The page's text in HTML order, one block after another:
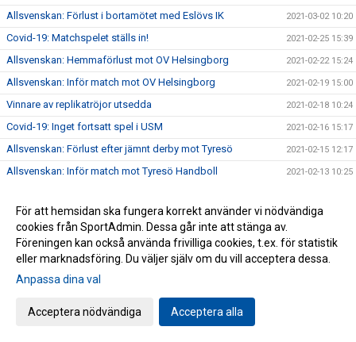
Allsvenskan: Förlust i bortamötet med Eslövs IK 2021-03-02 10:20
Covid-19: Matchspelet ställs in! 2021-02-25 15:39
Allsvenskan: Hemmaförlust mot OV Helsingborg 2021-02-22 15:24
Allsvenskan: Inför match mot OV Helsingborg 2021-02-19 15:00
Vinnare av replikatröjor utsedda 2021-02-18 10:24
Covid-19: Inget fortsatt spel i USM 2021-02-16 15:17
Allsvenskan: Förlust efter jämnt derby mot Tyresö 2021-02-15 12:17
Allsvenskan: Inför match mot Tyresö Handboll 2021-02-13 10:25
Covid-19: Enstaka matcher för U8-U15 2021-02-10 12:09
Allsvenskan: GT Söder förlorade mot Eskilstuna Guif 2021-02-08 10:37
Allsvenskan: Inför match mot Eskilstuna Guif 2021-02-06 10:50
Köp fiktiva semlor och stöd GT Söder!
Allsvenskan: Förlust mot serieledaren Kärra HF
Allsvenskan: Inför match mot Kärra HF
För att hemsidan ska fungera korrekt använder vi nödvändiga
cookies från SportAdmin. Dessa går inte att stänga av.
Föreningen kan också använda frivilliga cookies, t.ex. för statistik
eller marknadsföring. Du väljer själv om du vill acceptera dessa.
Anpassa dina val
Acceptera nödvändiga Acceptera alla